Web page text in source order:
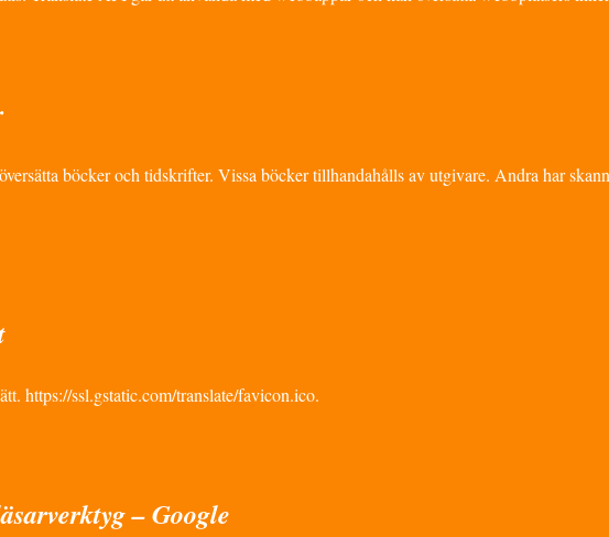
böcker och tidskrifter. Vissa böcker tillhandahålls av utgivare. Andra har
https://ssl.gstatic.com/translate/favicon.ico.
– Google